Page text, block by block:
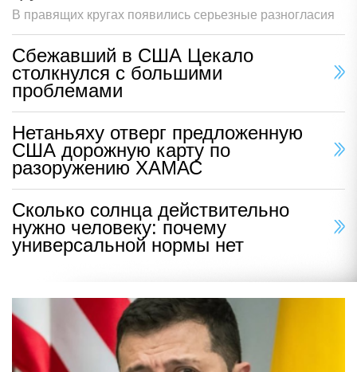
В правящих кругах появились серьезные разногласия
Сбежавший в США Цекало
столкнулся с большими
проблемами
Нетаньяху отверг предложенную
США дорожную карту по
разоружению ХАМАС
Сколько солнца действительно
нужно человеку: почему
универсальной нормы нет